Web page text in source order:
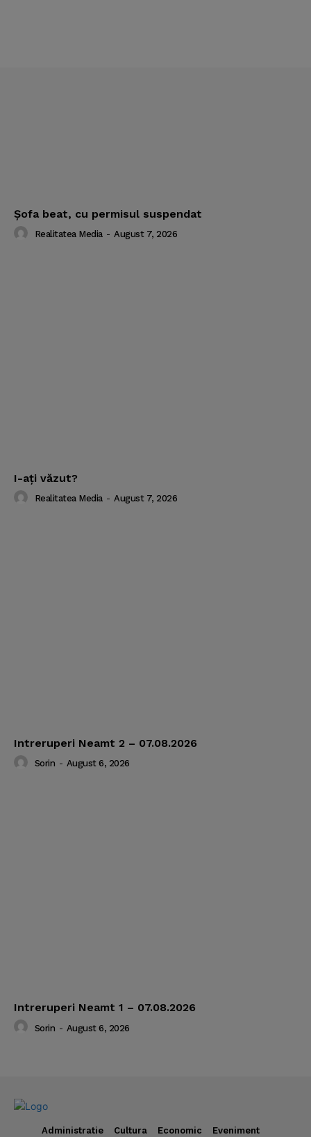
Şofa beat, cu permisul suspendat
Realitatea Media - August 7, 2026
I-aţi văzut?
Realitatea Media - August 7, 2026
Intreruperi Neamt 2 – 07.08.2026
Sorin - August 6, 2026
Intreruperi Neamt 1 – 07.08.2026
Sorin - August 6, 2026
Administratie Cultura Economic
Eveniment